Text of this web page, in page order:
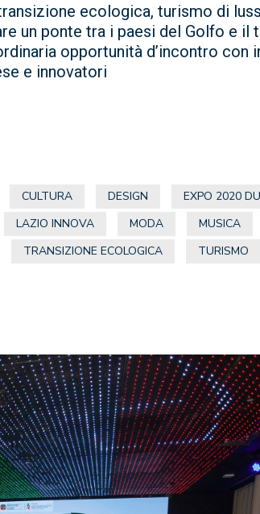
ecologica, turismo di
un ponte tra i paesi del Golfo e il
opportunità d’incontro con
e innovatori
CULTURA DESIGN
EXPO 2020
LAZIO INNOVA MODA
MUSICA
TRANSIZIONE ECOLOGICA
TURISMO